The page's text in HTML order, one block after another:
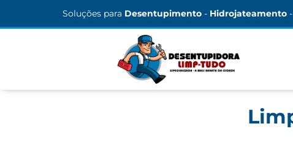
Soluções para Desentupimento - Hidrojateamento -